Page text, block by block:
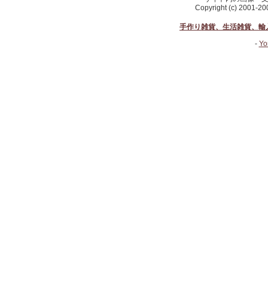
Copyright (c) 2001-
手作り雑貨、生活雑貨、
-